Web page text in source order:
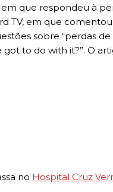
em que respondeu à
TV, em que
sobre “perdas de
to do with it?”. O
no Hospital Cruz